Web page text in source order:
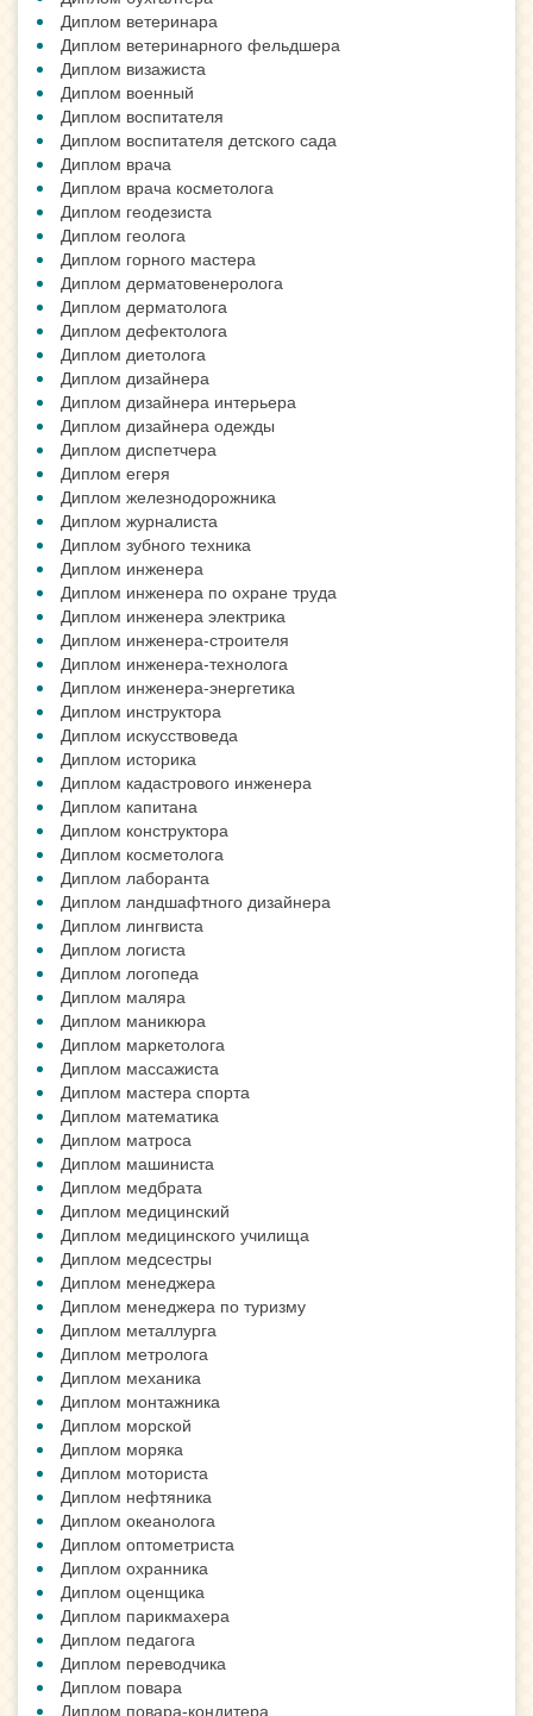
Диплом ветеринара
Диплом ветеринарного фельдшера
Диплом визажиста
Диплом военный
Диплом воспитателя
Диплом воспитателя детского сада
Диплом врача
Диплом врача косметолога
Диплом геодезиста
Диплом геолога
Диплом горного мастера
Диплом дерматовенеролога
Диплом дерматолога
Диплом дефектолога
Диплом диетолога
Диплом дизайнера
Диплом дизайнера интерьера
Диплом дизайнера одежды
Диплом диспетчера
Диплом егеря
Диплом железнодорожника
Диплом журналиста
Диплом зубного техника
Диплом инженера
Диплом инженера по охране труда
Диплом инженера электрика
Диплом инженера-строителя
Диплом инженера-технолога
Диплом инженера-энергетика
Диплом инструктора
Диплом искусствоведа
Диплом историка
Диплом кадастрового инженера
Диплом капитана
Диплом конструктора
Диплом косметолога
Диплом лаборанта
Диплом ландшафтного дизайнера
Диплом лингвиста
Диплом логиста
Диплом логопеда
Диплом маляра
Диплом маникюра
Диплом маркетолога
Диплом массажиста
Диплом мастера спорта
Диплом математика
Диплом матроса
Диплом машиниста
Диплом медбрата
Диплом медицинский
Диплом медицинского училища
Диплом медсестры
Диплом менеджера
Диплом менеджера по туризму
Диплом металлурга
Диплом метролога
Диплом механика
Диплом монтажника
Диплом морской
Диплом моряка
Диплом моториста
Диплом нефтяника
Диплом океанолога
Диплом оптометриста
Диплом охранника
Диплом оценщика
Диплом парикмахера
Диплом педагога
Диплом переводчика
Диплом повара
Диплом повара-кондитера